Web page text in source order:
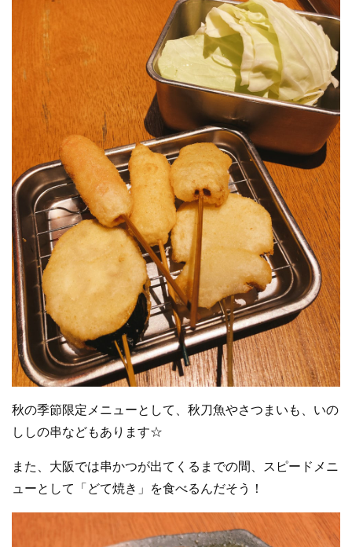
秋の季節限定メニューとして、秋刀魚やさつまいも、いの
ししの串などもあります☆
また、大阪では串かつが出てくるまでの間、スピードメニ
ューとして「どて焼き」を食べるんだそう！